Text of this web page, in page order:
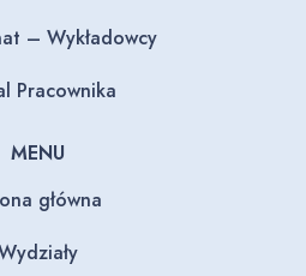
– Wykładowcy
Pracownika
MENU
główna